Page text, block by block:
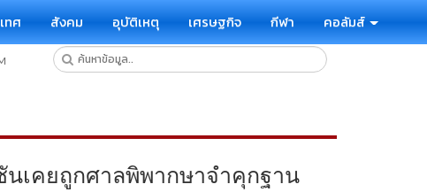
ทศ สังคม อุบัติเหตุ เศรษฐกิจ กีฬา คอลัมส์
เคยถูกศาลพิพากษาจำคุกฐาน